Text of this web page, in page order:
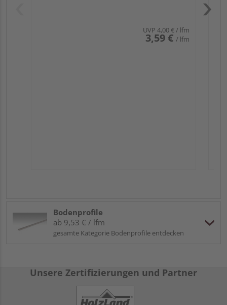
UVP 4,00 €/ lfm
3,59 € / lfm
Bodenprofile
ab 9,53 € / lfm
gesamte Kategorie Bodenprofile entdecken
Unsere Zertifizierungen und Partner